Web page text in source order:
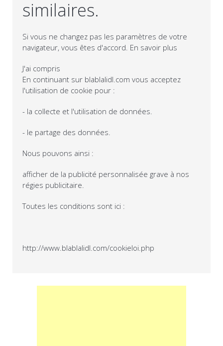
similaires.
Si vous ne changez pas les paramètres de votre
navigateur, vous êtes d'accord. En savoir plus
J'ai compris
En continuant sur blablalidl.com vous acceptez
l'utilisation de cookie pour :
- la collecte et l'utilisation de données.
- le partage des données.
Nous pouvons ainsi :
afficher de la publicité personnalisée grave à nos
régies publicitaire.
Toutes les conditions sont ici :
http://www.blablalidl.com/cookieloi.php